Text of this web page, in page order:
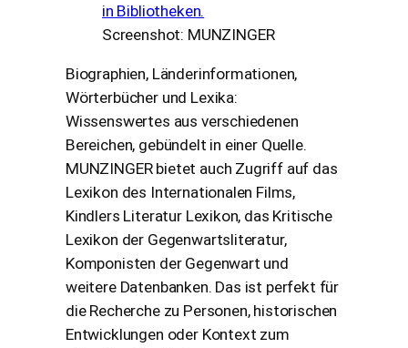
Screenshot: MUNZINGER
Biographien, Länderinformationen,
Wörterbücher und Lexika:
Wissenswertes aus verschiedenen
Bereichen, gebündelt in einer Quelle.
MUNZINGER bietet auch Zugriff auf das
Lexikon des Internationalen Films,
Kindlers Literatur Lexikon, das Kritische
Lexikon der Gegenwartsliteratur,
Komponisten der Gegenwart und
weitere Datenbanken. Das ist perfekt für
die Recherche zu Personen, historischen
Entwicklungen oder Kontext zum